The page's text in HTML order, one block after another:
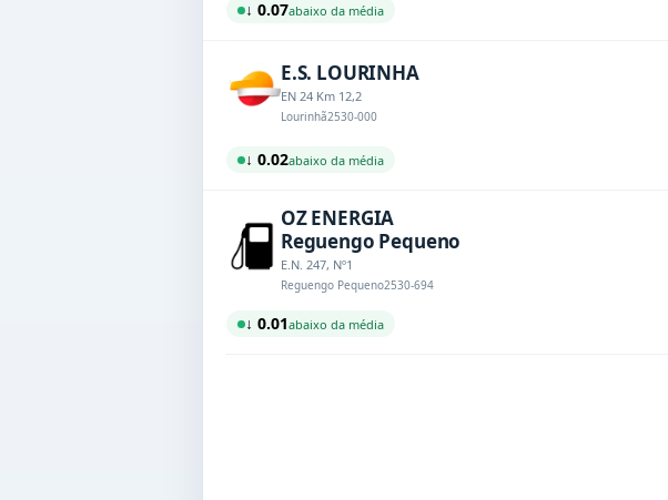
↓ 0.07abaixo da média
E.S. LOURINHA
EN 24 Km 12,2
Lourinhã2530-000
↓ 0.02abaixo da média
OZ ENERGIA
Reguengo Pequeno
E.N. 247, Nº1
Reguengo Pequeno2530-694
↓ 0.01abaixo da média